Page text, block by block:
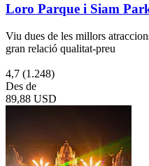
Loro Parque i Siam
Viu dues de les millors
gran relació qualitat-preu
4,7 (1.248)
Des de
89,88 USD